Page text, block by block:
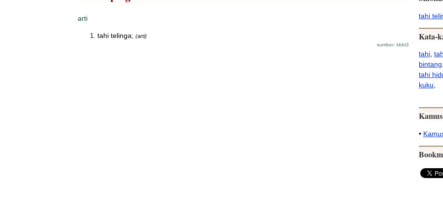
arti
tahi telinga; (arti)
sumber: kbbi3
tahi
Kata-
tahi
bintang
tahi
kuku
•